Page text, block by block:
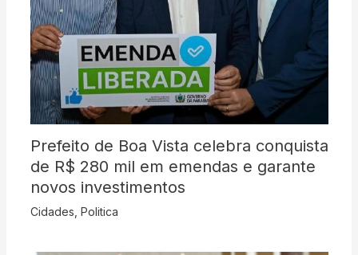
Prefeito de Boa Vista celebra conquista
de R$ 280 mil em emendas e garante
novos investimentos
Cidades Politica